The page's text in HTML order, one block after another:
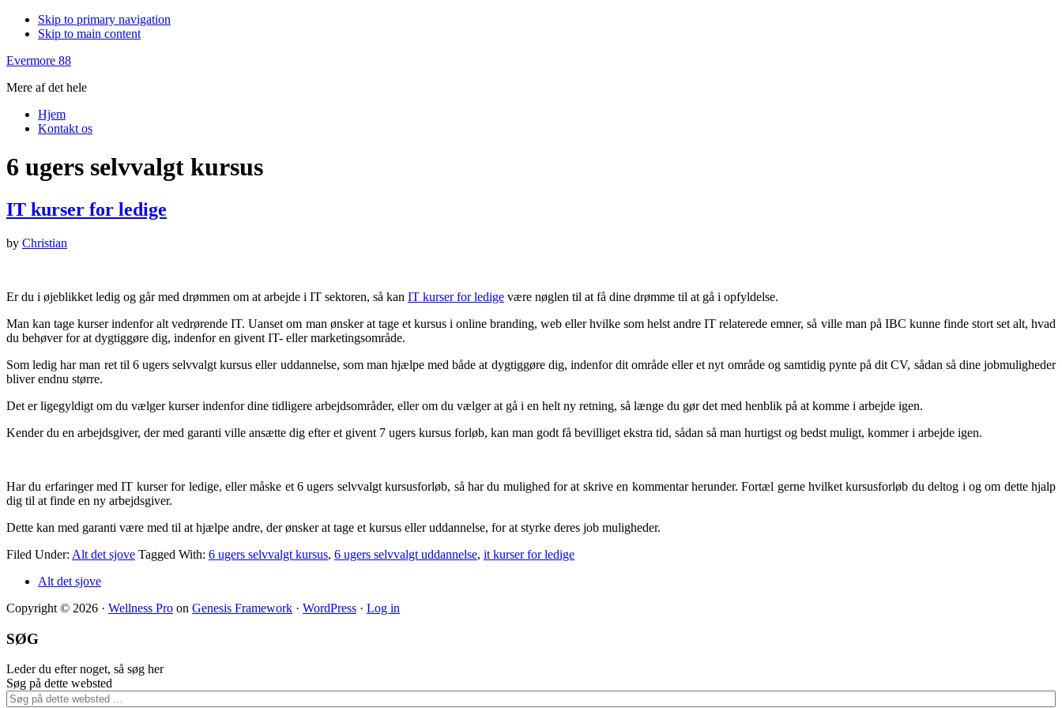
Skip to primary navigation
Skip to main content
Evermore 88
Mere af det hele
Hjem
Kontakt os
6 ugers selvvalgt kursus
IT kurser for ledige
by Christian
Er du i øjeblikket ledig og går med drømmen om at arbejde i IT sektoren, så kan IT kurser for ledige være nøglen til at få dine drømme til at gå i opfyldelse.
Man kan tage kurser indenfor alt vedrørende IT. Uanset om man ønsker at tage et kursus i online branding, web eller hvilke som helst andre IT relaterede emner, så ville man på IBC kunne finde stort set alt, hvad
du behøver for at dygtiggøre dig, indenfor en givent IT- eller marketingsområde.
Som ledig har man ret til 6 ugers selvvalgt kursus eller uddannelse, som man hjælpe med både at dygtiggøre dig, indenfor dit område eller et nyt område og samtidig pynte på dit CV, sådan så dine jobmuligheder
bliver endnu større.
Det er ligegyldigt om du vælger kurser indenfor dine tidligere arbejdsområder, eller om du vælger at gå i en helt ny retning, så længe du gør det med henblik på at komme i arbejde igen.
Kender du en arbejdsgiver, der med garanti ville ansætte dig efter et givent 7 ugers kursus forløb, kan man godt få bevilliget ekstra tid, sådan så man hurtigst og bedst muligt, kommer i arbejde igen.
Har du erfaringer med IT kurser for ledige, eller måske et 6 ugers selvvalgt kursusforløb, så har du mulighed for at skrive en kommentar herunder. Fortæl gerne hvilket kursusforløb du deltog i og om dette hjalp
dig til at finde en ny arbejdsgiver.
Dette kan med garanti være med til at hjælpe andre, der ønsker at tage et kursus eller uddannelse, for at styrke deres job muligheder.
Filed Under: Alt det sjove Tagged With: 6 ugers selvvalgt kursus, 6 ugers selvvalgt uddannelse, it kurser for ledige
Alt det sjove
Copyright © 2026 · Wellness Pro on Genesis Framework · WordPress · Log in
SØG
Leder du efter noget, så søg her
Søg på dette websted